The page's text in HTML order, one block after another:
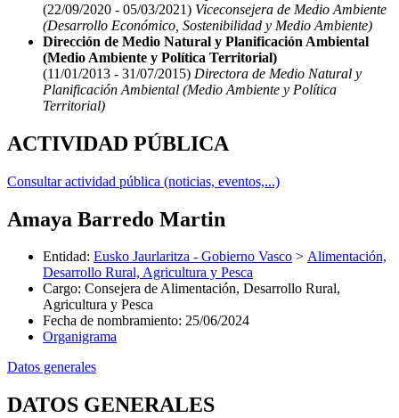
(22/09/2020 - 05/03/2021) Viceconsejera de Medio Ambiente
(Desarrollo Económico, Sostenibilidad y Medio Ambiente)
Dirección de Medio Natural y Planificación Ambiental
(Medio Ambiente y Política Territorial)
(11/01/2013 - 31/07/2015) Directora de Medio Natural y
Planificación Ambiental (Medio Ambiente y Política
Territorial)
ACTIVIDAD PÚBLICA
Consultar actividad pública (noticias, eventos,...)
Amaya Barredo Martin
Entidad: Eusko Jaurlaritza - Gobierno Vasco > Alimentación,
Desarrollo Rural, Agricultura y Pesca
Cargo: Consejera de Alimentación, Desarrollo Rural,
Agricultura y Pesca
Fecha de nombramiento: 25/06/2024
Organigrama
Datos generales
DATOS GENERALES